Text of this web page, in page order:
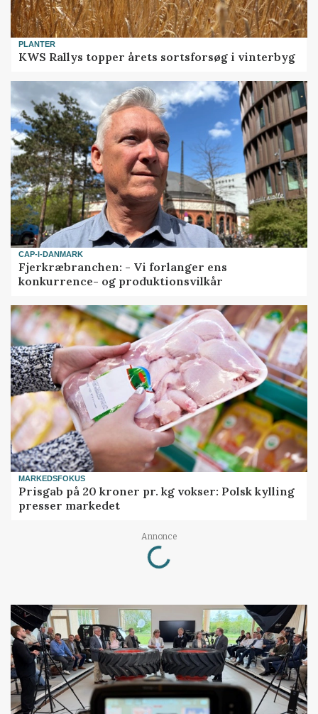
PLANTER
KWS Rallys topper årets sortsforsøg i vinterbyg
CAP-I-DANMARK
Fjerkræbranchen: - Vi forlanger ens
konkurrence- og produktionsvilkår
MARKEDSFOKUS
Prisgab på 20 kroner pr. kg vokser: Polsk kylling
presser markedet
Annonce
Loading...